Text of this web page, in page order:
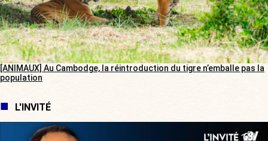
[ANIMAUX] Au Cambodge, la réintroduction du tigre n’emballe pas la
population
L'INVITÉ